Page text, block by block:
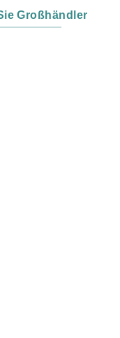
Großhändler